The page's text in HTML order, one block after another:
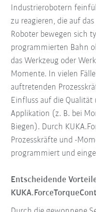
Industrierobotern
zu reagieren, die auf
Roboter bewegen sich
programmierten Bahn
das Werkzeug oder
Momente. In vielen
auftretenden
Einfluss auf die
Applikation (z. B. bei
Biegen). Durch
Prozesskräfte und -
programmiert und
Entscheidende